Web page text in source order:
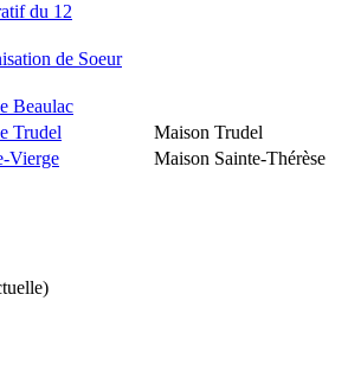
du 12
de Soeur
Beaulac
Trudel
Maison Trudel
Vierge
Maison Sainte-Thérèse